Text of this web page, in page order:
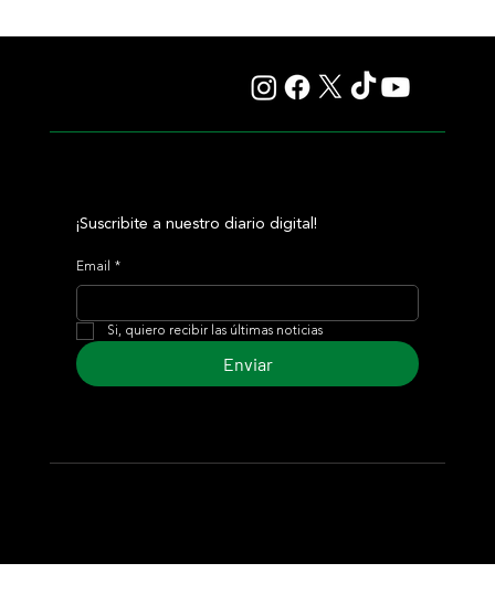
¡Suscribite a nuestro diario digital!
Email *
Si, quiero recibir las últimas noticias
Enviar